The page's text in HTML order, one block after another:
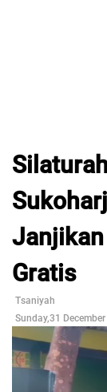
Janjikan
Gratis
Tsaniyah
Sunday,31